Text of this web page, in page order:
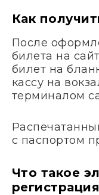
Как
После
билета на
билет на
кассу на
терминалом
с паспортом
Что такое